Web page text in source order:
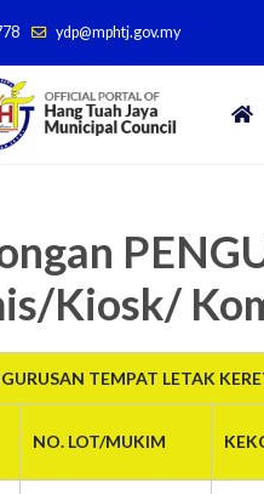
ydp@mphtj.gov.my
Kiosk/
TEMPAT LETAK
NO. LOT/MUKIM